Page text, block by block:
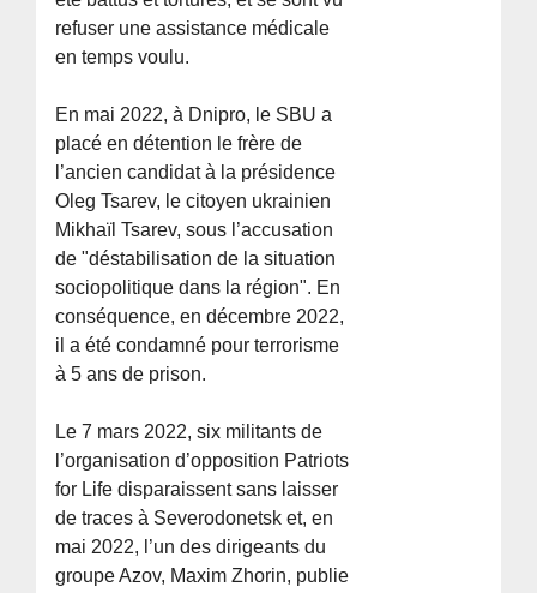
refuser une assistance médicale
en temps voulu.
En mai 2022, à Dnipro, le SBU a
placé en détention le frère de
l’ancien candidat à la présidence
Oleg Tsarev, le citoyen ukrainien
Mikhaïl Tsarev, sous l’accusation
de "déstabilisation de la situation
sociopolitique dans la région". En
conséquence, en décembre 2022,
il a été condamné pour terrorisme
à 5 ans de prison.
Le 7 mars 2022, six militants de
l’organisation d’opposition Patriots
for Life disparaissent sans laisser
de traces à Severodonetsk et, en
mai 2022, l’un des dirigeants du
groupe Azov, Maxim Zhorin, publie